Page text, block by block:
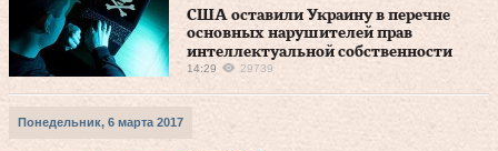
США оставили Украину в перечне
основных нарушителей прав
интеллектуальной собственности
14:29 29739
Понедельник, 6 марта 2017